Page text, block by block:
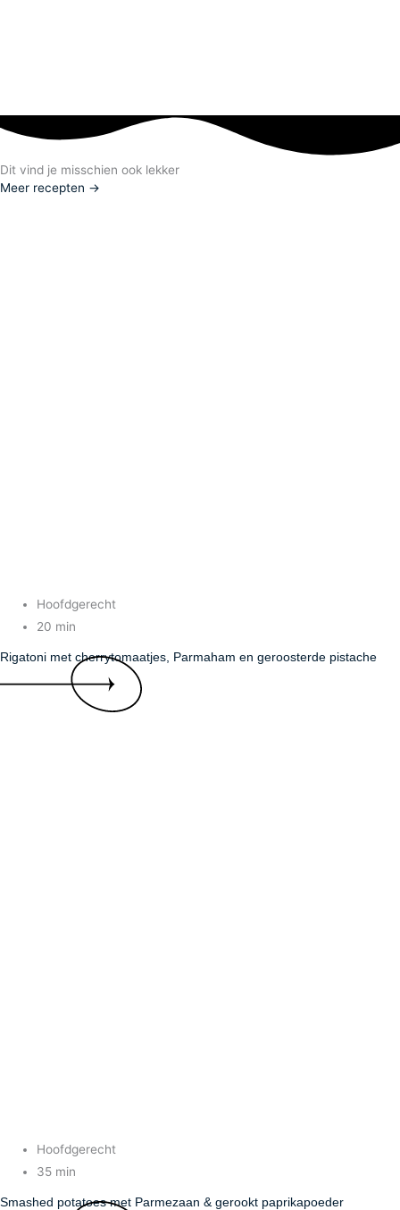
Dit vind je misschien ook lekker
Meer recepten →
Hoofdgerecht
20 min
Rigatoni met cherrytomaatjes, Parmaham en geroosterde pistache
Hoofdgerecht
35 min
Smashed potatoes met Parmezaan & gerookt paprikapoeder